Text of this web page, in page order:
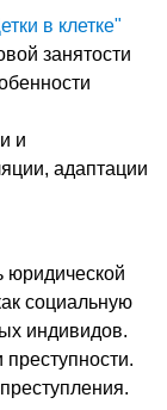
в клетке"
занятости
и
адаптации
юридической
социальную
индивидов.